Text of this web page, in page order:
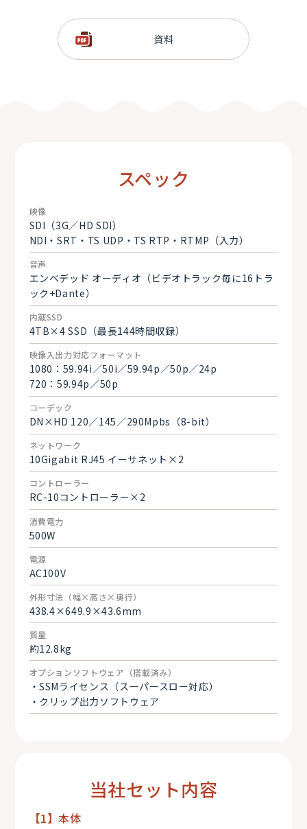
4TB SSD搭載で長時間収録対応
EVSコントローラーライクな操作性
最大コンフィグレーション 6in／2out
資料
スペック
映像
SDI（3G／HD SDI）
NDI・SRT・TS UDP・TS RTP・RTMP（入力）
音声
エンベデッド オーディオ（ビデオトラック毎に16トラ
ック+Dante）
内蔵SSD
4TB×4 SSD（最長144時間収録）
映像入出力対応フォーマット
1080：59.94i／50i／59.94p／50p／24p
720：59.94p／50p
コーデック
DN×HD 120／145／290Mpbs（8-bit）
ネットワーク
10Gigabit RJ45 イーサネット×2
コントローラー
RC-10コントローラー×2
消費電力
500W
電源
AC100V
外形寸法（幅×高さ×奥行）
438.4×649.9×43.6mm
質量
約12.8kg
オプションソフトウェア（搭載済み）
・SSMライセンス（スーパースロー対応）
・クリップ出力ソフトウェア
当社セット内容
【1】本体